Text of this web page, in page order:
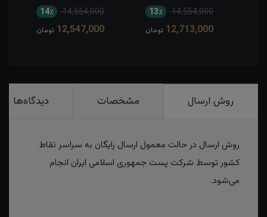
14,554,000 13٪
12,713,000 تومان
14,554,000 14٪
12,547,000 تومان
روش ارسال مشخصات دیدگاه‌ها
روش ارسال در حالت معمول ارسال رایگان به سراسر نقاط
کشور توسط شرکت پست جمهوری اسلامی ایران انجام
می‌شود.